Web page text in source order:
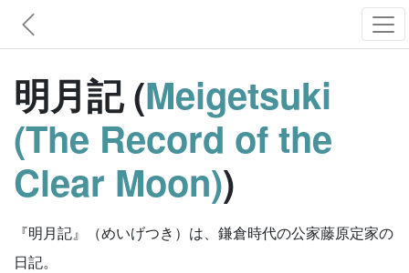
明月記 (Meigetsuki
(The Record of the
Clear Moon))
『明月記』（めいげつき）は、鎌倉時代の公家藤原定家の
日記。